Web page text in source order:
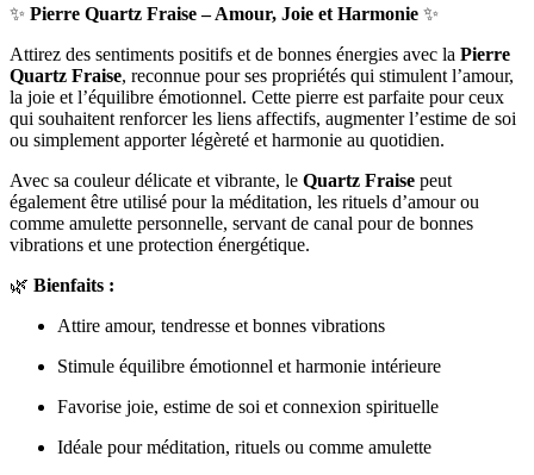
✨ Pierre Quartz Fraise – Amour, Joie et Harmonie ✨
Attirez des sentiments positifs et de bonnes énergies avec la Pierre
Quartz Fraise, reconnue pour ses propriétés qui stimulent l’amour,
la joie et l’équilibre émotionnel. Cette pierre est parfaite pour ceux
qui souhaitent renforcer les liens affectifs, augmenter l’estime de soi
ou simplement apporter légèreté et harmonie au quotidien.
Avec sa couleur délicate et vibrante, le Quartz Fraise peut
également être utilisé pour la méditation, les rituels d’amour ou
comme amulette personnelle, servant de canal pour de bonnes
vibrations et une protection énergétique.
🌿 Bienfaits :
Attire amour, tendresse et bonnes vibrations
Stimule équilibre émotionnel et harmonie intérieure
Favorise joie, estime de soi et connexion spirituelle
Idéale pour méditation, rituels ou comme amulette